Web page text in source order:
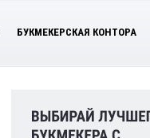
БУКМЕКЕРСКАЯ КОНТОРА